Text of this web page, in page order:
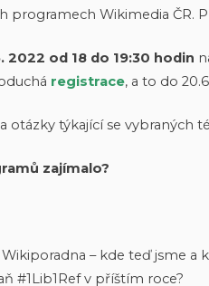
programech Wikimedia ČR.
od 18 do 19:30 hodin
registrace, a to do
otázky týkající se vybraných
zajímalo?
Wikiporadna – kde teď jsme
#1Lib1Ref v příštím roce?